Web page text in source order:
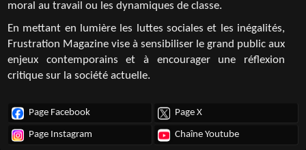
moral au travail ou les dynamiques de classe.
En mettant en lumière les luttes sociales et les inégalités,
Frustration Magazine vise à sensibiliser le grand public aux
enjeux contemporains et à encourager une réflexion
critique sur la société actuelle.
Page Facebook Page X
Page Instagram Chaîne Youtube